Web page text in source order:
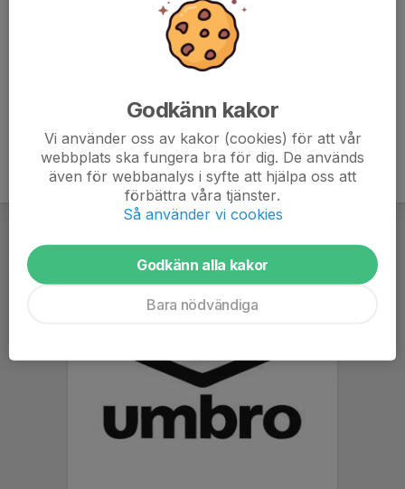
Godkänn kakor
Vi använder oss av kakor (cookies) för att vår
webbplats ska fungera bra för dig. De används
även för webbanalys i syfte att hjälpa oss att
förbättra våra tjänster.
Så använder vi cookies
Godkänn alla kakor
Bara nödvändiga